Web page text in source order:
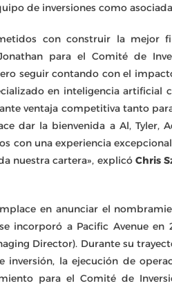
de inversiones como
con construir la mejor
para el Comité de
seguir contando con el
en inteligencia
ventaja competitiva tanto
dar la bienvenida a Al, Tyler,
con una experiencia
nuestra cartera», explicó Chris
en anunciar el
incorporó a Pacific Avenue
Director). Durante su
inversión, la ejecución de
para el Comité de